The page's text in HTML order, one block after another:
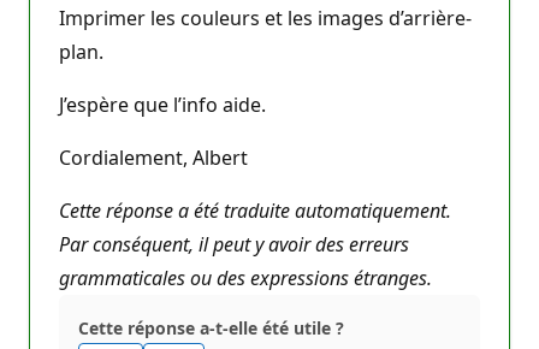
Imprimer les couleurs et les images d’arrière-
plan.
J’espère que l’info aide.
Cordialement, Albert
Cette réponse a été traduite automatiquement.
Par conséquent, il peut y avoir des erreurs
grammaticales ou des expressions étranges.
Cette réponse a-t-elle été utile ?